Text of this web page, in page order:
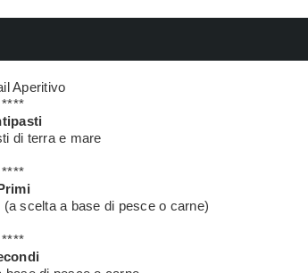
Aperitivo
****
di terra e mare
****
scelta a base di pesce o carne)
****